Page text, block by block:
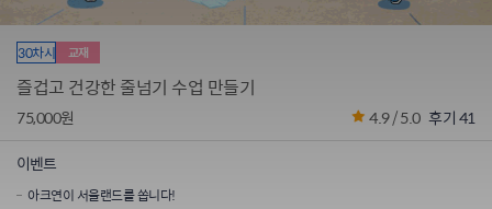
30차시 교재
즐겁고 건강한 줄넘기 수업 만들기
75,000원 4.9 / 5.0 후기 41
이벤트
아크연이 서울랜드를 쏩니다!